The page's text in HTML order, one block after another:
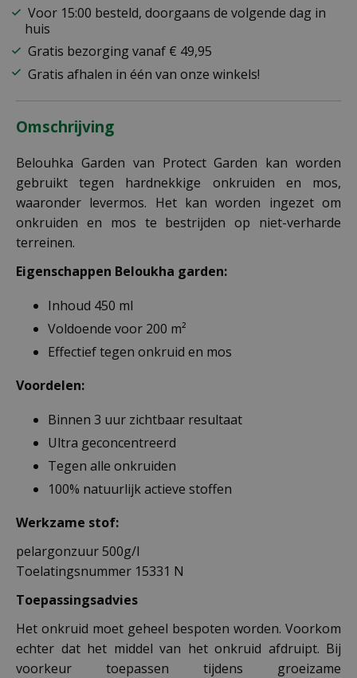
Voor 15:00 besteld, doorgaans de volgende dag in
huis
Gratis bezorging vanaf € 49,95
Gratis afhalen in één van onze winkels!
Omschrijving
Belouhka Garden van Protect Garden kan worden
gebruikt tegen hardnekkige onkruiden en mos,
waaronder levermos. Het kan worden ingezet om
onkruiden en mos te bestrijden op niet-verharde
terreinen.
Eigenschappen Beloukha garden:
Inhoud 450 ml
Voldoende voor 200 m²
Effectief tegen onkruid en mos
Voordelen:
Binnen 3 uur zichtbaar resultaat
Ultra geconcentreerd
Tegen alle onkruiden
100% natuurlijk actieve stoffen
Werkzame stof:
pelargonzuur 500g/l
Toelatingsnummer 15331 N
Toepassingsadvies
Het onkruid moet geheel bespoten worden. Voorkom
echter dat het middel van het onkruid afdruipt. Bij
voorkeur toepassen tijdens groeizame